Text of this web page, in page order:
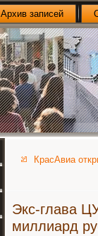
Архив записей
КрасАвиа
Экс-глава
миллиард